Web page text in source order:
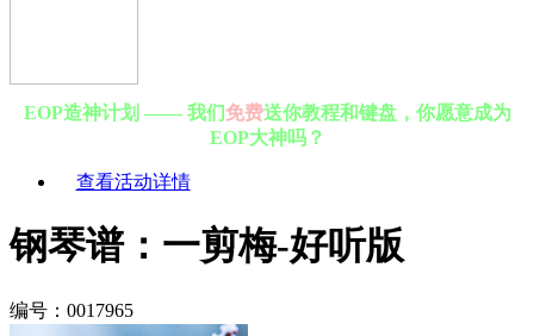
EOP造神计划 —— 我们免费送你教程和键盘，你愿意成为
EOP大神吗？
查看活动详情
钢琴谱：一剪梅-好听版
编号：0017965